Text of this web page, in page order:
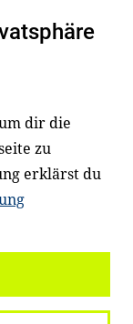
dabei.
wir eng
dir die
zu
erklärst du